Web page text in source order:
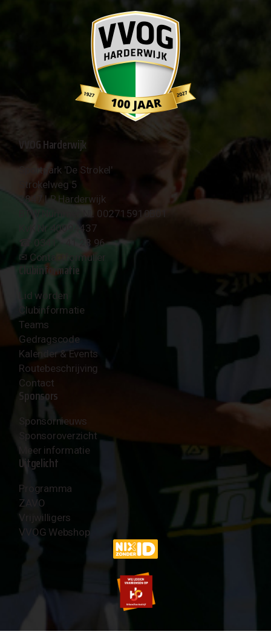
VVOG Harderwijk
Sportpark 'De Strokel'
Strokelweg 5
3847 LR Harderwijk
BTW Nummer NL 002715910B01
KvK Nr 40094437
☎︎ 0341 - 41 28 96
✉︎ Contactformulier
Clubinformatie
Lid worden
Clubinformatie
Teams
Gedragscode
Kalender & Events
Routebeschrijving
Contact
Sponsors
Sponsornieuws
Sponsoroverzicht
Meer informatie
Uitgelicht
Programma
ZAVO
Vrijwilligers
VVOG Webshop